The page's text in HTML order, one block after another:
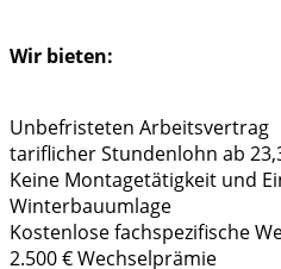
Wir bieten:
Unbefristeten Arbeitsvertrag
tariflicher Stundenlohn ab
Keine Montagetätigkeit und
Winterbauumlage
Kostenlose fachspezifische
2.500 € Wechselprämie